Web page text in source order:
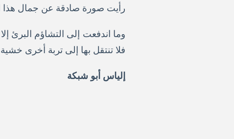
رأيت صورة صادقة عن جمال هذا
وما اندفعت إلى التشاؤم البرئ
فلا تنتقل بها إلى تربة أخرى
إلياس أبو شبكة